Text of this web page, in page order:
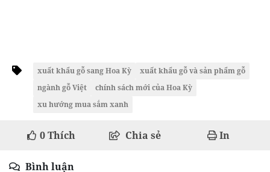
xuất khẩu gỗ sang Hoa Kỳ
xuất khẩu gỗ và sản phẩm gỗ
ngành gỗ Việt
chính sách mới của Hoa Kỳ
xu hướng mua sắm xanh
0Thích Chia sẻ In
Bình luận